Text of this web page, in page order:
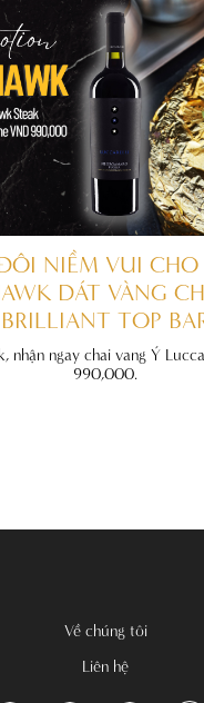
NIỀM VUI
DÁT VÀNG
BRILLIANT TOP
nhận ngay chai vang Ý
990,000.
Về chúng tôi
Liên hệ